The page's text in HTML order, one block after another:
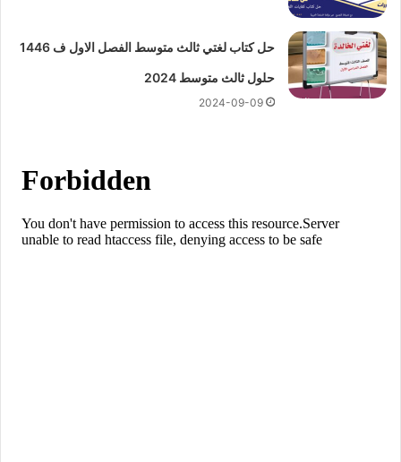
حل كتاب لغتي ثالث متوسط الفصل الاول ف 1446
حلول ثالث متوسط 2024
2024-09-09